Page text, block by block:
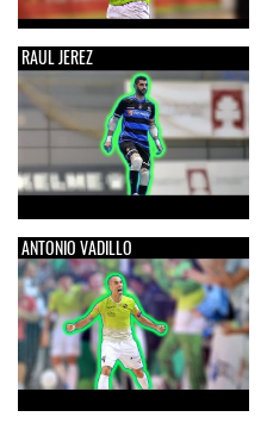
RAUL JEREZ
ANTONIO VADILLO